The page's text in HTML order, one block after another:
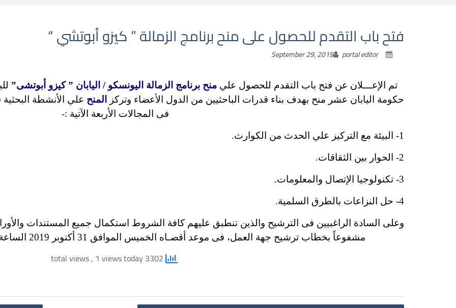
فتح باب التقدم للحصول على منح برنامج الزمالة ” كيزو أبوتشي “
September 29, 2019 portal editor
تم الإعـــلان عن فتح باب التقدم للحصول علي منح برنامج الزمالة اليونسكو / اليابان ” كيزو أبوتشى”
حكومة اليابان عشر منح بهدف بناء قدرات الباحثيين من الدول الأعضاء وتركز
المنح علي الأنشطة
فى المجالات الأربعة الآتية :-
1- البيئة مع التركيز علي الحدث من الكوارث.
2- الحوار بين الثقاقات.
3- تكنولوجيا الإتصال والمعلومات.
4- حل النزاعات بالطرق السلمية.
وعلى السادة الراغبيين فى الترشيح والذين تنطبق عليهم كافة الشروط استكمال جميع المستندات
مشفوعاً بخطاب ترشيح جهة العمل، فى موعد أقصـاه الخميس الموافق 31 أكتوبر 2019 الساعة الواحدة ظهراً بمقر اللجنة الوطنية.
, 1 views today